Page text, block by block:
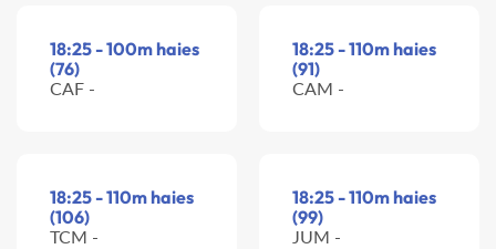
18:25 - 100m haies
(76)
CAF -
18:25 - 110m haies
(91)
CAM -
18:25 - 110m haies
(106)
TCM -
18:25 - 110m haies
(99)
JUM -